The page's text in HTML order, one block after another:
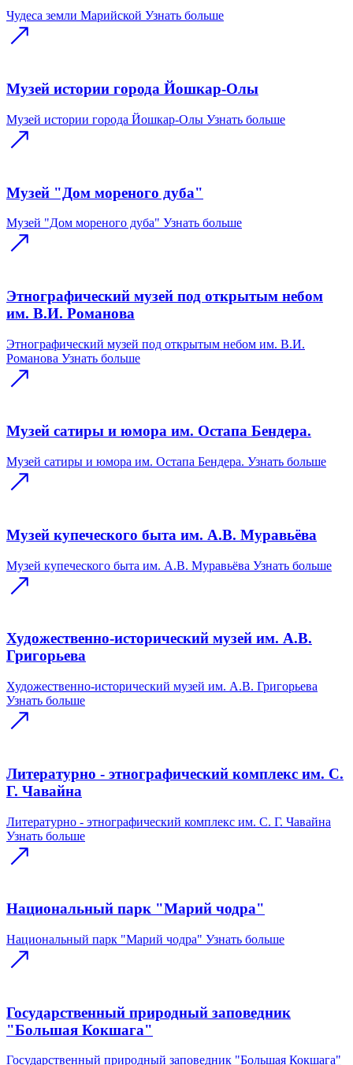
Чудеса земли Марийской Узнать больше
Музей истории города Йошкар-Олы
Музей истории города Йошкар-Олы Узнать больше
Музей "Дом мореного дуба"
Музей "Дом мореного дуба" Узнать больше
Этнографический музей под открытым небом
им. В.И. Романова
Этнографический музей под открытым небом им. В.И.
Романова Узнать больше
Музей сатиры и юмора им. Остапа Бендера.
Музей сатиры и юмора им. Остапа Бендера. Узнать больше
Музей купеческого быта им. А.В. Муравьёва
Музей купеческого быта им. А.В. Муравьёва Узнать больше
Художественно-исторический музей им. А.В.
Григорьева
Художественно-исторический музей им. А.В. Григорьева
Узнать больше
Литературно - этнографический комплекс им. С.
Г. Чавайна
Литературно - этнографический комплекс им. С. Г. Чавайна
Узнать больше
Национальный парк "Марий чодра"
Национальный парк "Марий чодра" Узнать больше
Государственный природный заповедник
"Большая Кокшага"
Государственный природный заповедник "Большая Кокшага"